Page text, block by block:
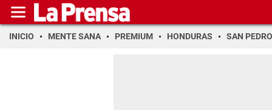
INICIO MENTE SANA PREMIUM HONDURAS SAN PEDRO